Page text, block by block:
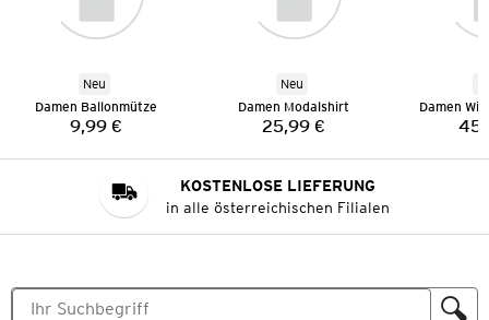
Neu
Damen Ballonmütze
Preis:
9,99 €
Neu
Damen Modalshirt
Preis:
25,99 €
Damen
KOSTENLOSE LIEFERUNG
in alle österreichischen Filialen